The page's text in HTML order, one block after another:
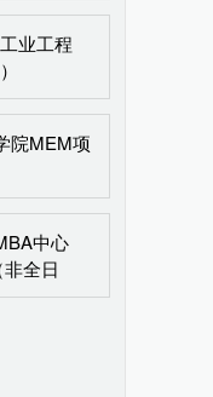
业工程
院MEM项
中心
全日